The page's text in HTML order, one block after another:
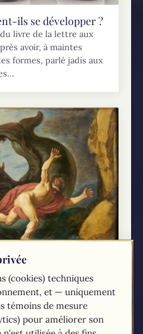
ils se développer ?
livre de la lettre aux
avoir, à maintes
formes, parlé jadis aux
du « signe de Jonas
»
la baleine (1621) Dans
32, Jésus mentionne le
les foules
(cookies) techniques
et — uniquement
témoins de mesure
pour améliorer son